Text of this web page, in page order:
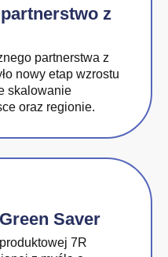
z
partnerstwa z
nowy etap wzrostu
skalowanie
oraz regionie.
Saver
7R